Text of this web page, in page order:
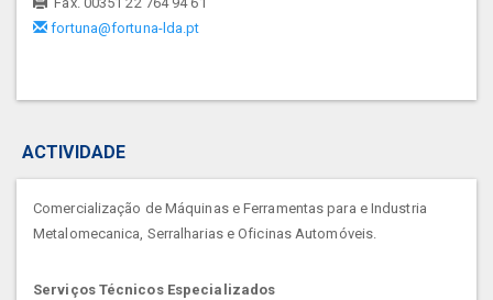
fortuna@fortuna-lda.pt
ACTIVIDADE
Comercialização de Máquinas e Ferramentas para e Industria
Metalomecanica, Serralharias e Oficinas Automóveis.
Serviços Técnicos Especializados